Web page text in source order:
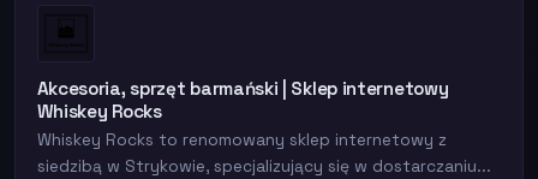
Akcesoria, sprzęt barmański | Sklep internetowy
Whiskey Rocks
Whiskey Rocks to renomowany sklep internetowy z
siedzibą w Strykowie, specjalizujący się w dostarczaniu...